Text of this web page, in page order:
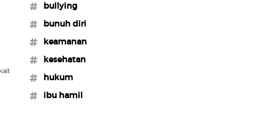
#bullying
#bunuh diri
#keamanan
#kesehatan
#hukum
#ibu hamil